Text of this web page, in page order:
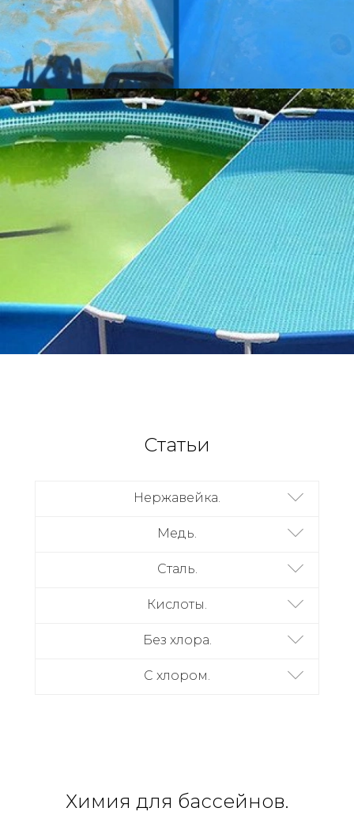
Статьи
Нержавейка.
Медь.
Сталь.
Кислоты.
Без хлора.
С хлором.
Химия для бассейнов.